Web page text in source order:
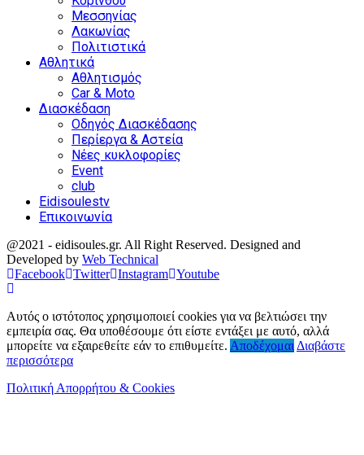
Μεσσηνίας
Λακωνίας
Πολιτιστικά
Αθλητικά
Αθλητισμός
Car & Moto
Διασκέδαση
Οδηγός Διασκέδασης
Περίεργα & Αστεία
Νέες κυκλοφορίες
Event
club
Eidisoulestv
Επικοινωνία
@2021 - eidisoules.gr. All Right Reserved. Designed and
Developed by Web Technical
Facebook Twitter Instagram Youtube
Αυτός ο ιστότοπος χρησιμοποιεί cookies για να βελτιώσει την
εμπειρία σας. Θα υποθέσουμε ότι είστε εντάξει με αυτό, αλλά
μπορείτε να εξαιρεθείτε εάν το επιθυμείτε. Αποδέχομαι Διαβάστε
περισσότερα
Πολιτική Απορρήτου & Cookies